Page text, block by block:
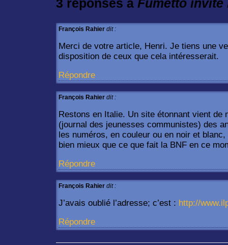
3 réponses à Fumetto invite
François Rahier dit :
Merci de votre article, Henri. Je tiens une
disposition de ceux que cela intéresserait.
Répondre
François Rahier dit :
Restons en Italie. Un site étonnant vient de
(journal des jeunesses communistes) des
les numéros, en couleur ou en noir et
bien mieux que ce que fait la BNF en ce
Répondre
François Rahier dit :
J’avais oublié l’adresse; c’est : http://
Répondre